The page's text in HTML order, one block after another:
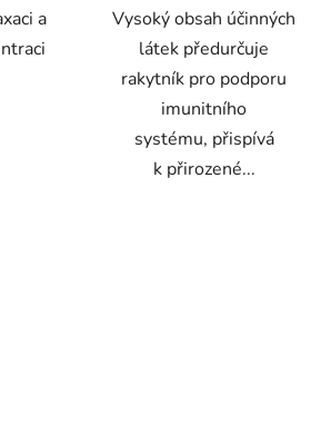
a
Vysoký obsah účinných
látek předurčuje
rakytník pro podporu
imunitního
systému, přispívá
k přirozené...